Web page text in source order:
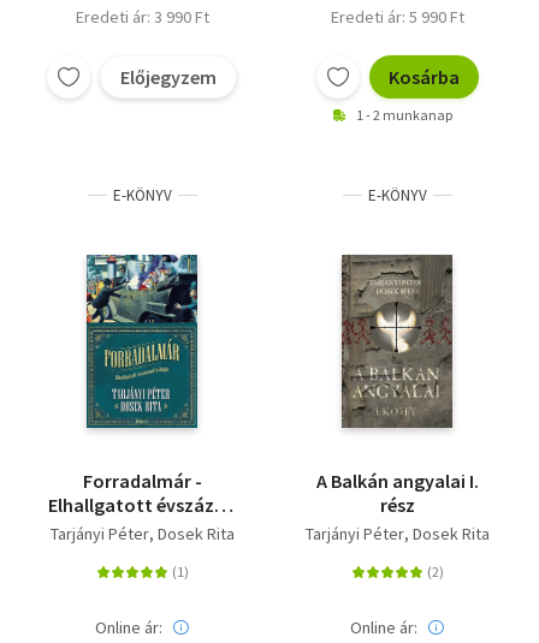
Eredeti ár: 3 990 Ft
Előjegyzem
Eredeti ár: 5 990 Ft
Kosárba
1 - 2 munkanap
E-KÖNYV
Forradalmár -
Elhallgatott évszázad
trilógia, 1. rész
Tarjányi Péter Dosek Rita
Online ár:
E-KÖNYV
A Balkán angyalai I.
rész
Tarjányi Péter Dosek Rita
Online ár: